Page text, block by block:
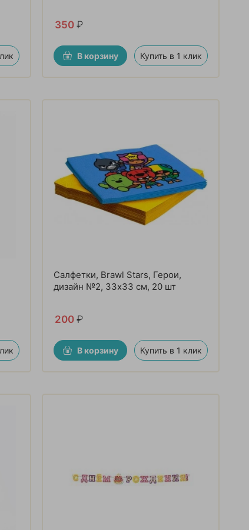
350 ₽
В корзину Купить в 1 клик
Салфетки, Brawl Stars, Герои,
дизайн №2, 33х33 см, 20 шт
200 ₽
В корзину Купить в 1 клик